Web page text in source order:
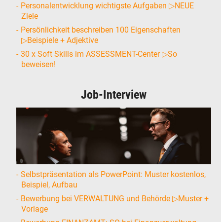
Personalentwicklung wichtigste Aufgaben ▷NEUE
Ziele
Persönlichkeit beschreiben 100 Eigenschaften
▷Beispiele + Adjektive
30 x Soft Skills im ASSESSMENT-Center ▷So
beweisen!
Job-Interview
Selbstpräsentation als PowerPoint: Muster kostenlos,
Beispiel, Aufbau
Bewerbung bei VERWALTUNG und Behörde ▷Muster +
Vorlage